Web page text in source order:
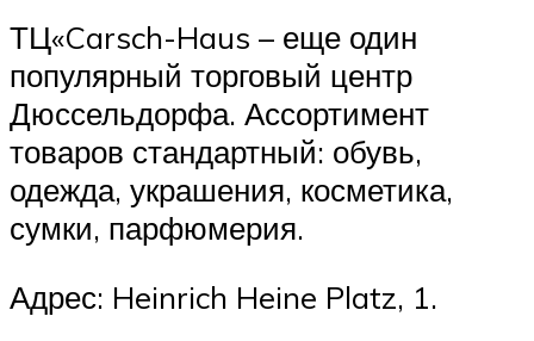
ТЦ«Carsch-Haus – еще один
популярный торговый центр
Дюссельдорфа. Ассортимент
товаров стандартный: обувь,
одежда, украшения, косметика,
сумки, парфюмерия.
Адрес: Heinrich Heine Platz, 1.